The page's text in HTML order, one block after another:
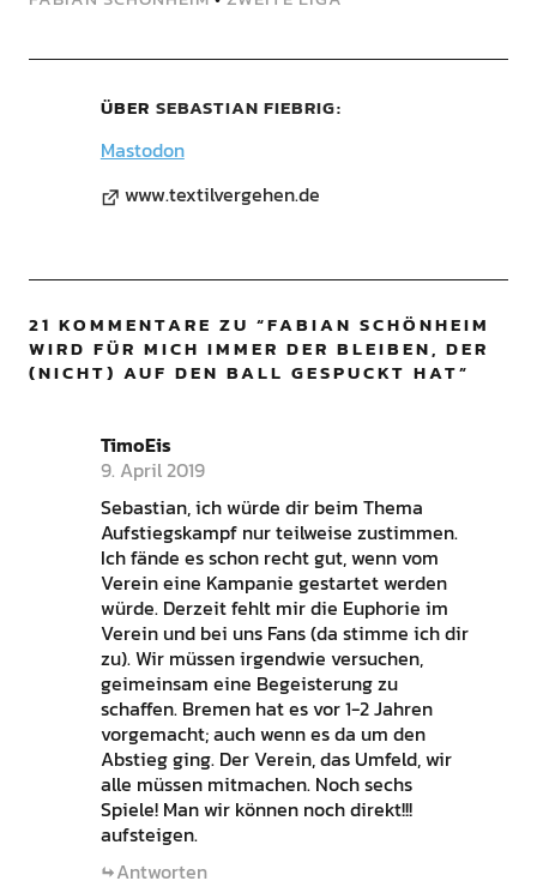
ÜBER SEBASTIAN FIEBRIG
Mastodon
www.textilvergehen.de
21 KOMMENTARE ZU “FABIAN SCHÖNHEIM
WIRD FÜR MICH IMMER DER BLEIBEN, DER
(NICHT) AUF DEN BALL GESPUCKT HAT”
TimoEis
9. April 2019
Sebastian, ich würde dir beim Thema
Aufstiegskampf nur teilweise zustimmen.
Ich fände es schon recht gut, wenn vom
Verein eine Kampanie gestartet werden
würde. Derzeit fehlt mir die Euphorie im
Verein und bei uns Fans (da stimme ich dir
zu). Wir müssen irgendwie versuchen,
geimeinsam eine Begeisterung zu
schaffen. Bremen hat es vor 1-2 Jahren
vorgemacht; auch wenn es da um den
Abstieg ging. Der Verein, das Umfeld, wir
alle müssen mitmachen. Noch sechs
Spiele! Man wir können noch direkt!!!
aufsteigen.
Antworten